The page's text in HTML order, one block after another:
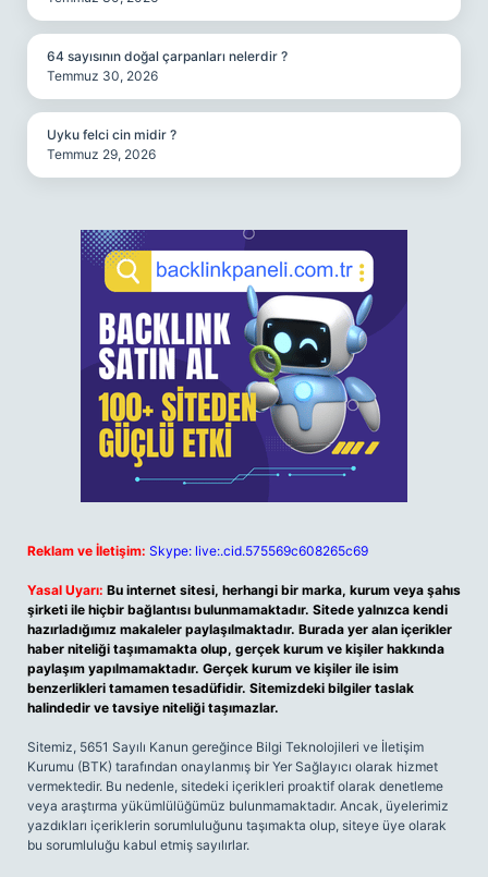
64 sayısının doğal çarpanları nelerdir ?
Temmuz 30, 2026
Uyku felci cin midir ?
Temmuz 29, 2026
Reklam ve İletişim: Skype: live:.cid.575569c608265c69
Yasal Uyarı: Bu internet sitesi, herhangi bir marka, kurum veya şahıs
şirketi ile hiçbir bağlantısı bulunmamaktadır. Sitede yalnızca kendi
hazırladığımız makaleler paylaşılmaktadır. Burada yer alan içerikler
haber niteliği taşımamakta olup, gerçek kurum ve kişiler hakkında
paylaşım yapılmamaktadır. Gerçek kurum ve kişiler ile isim
benzerlikleri tamamen tesadüfidir. Sitemizdeki bilgiler taslak
halindedir ve tavsiye niteliği taşımazlar.
Sitemiz, 5651 Sayılı Kanun gereğince Bilgi Teknolojileri ve İletişim
Kurumu (BTK) tarafından onaylanmış bir Yer Sağlayıcı olarak hizmet
vermektedir. Bu nedenle, sitedeki içerikleri proaktif olarak denetleme
veya araştırma yükümlülüğümüz bulunmamaktadır. Ancak, üyelerimiz
yazdıkları içeriklerin sorumluluğunu taşımakta olup, siteye üye olarak
bu sorumluluğu kabul etmiş sayılırlar.